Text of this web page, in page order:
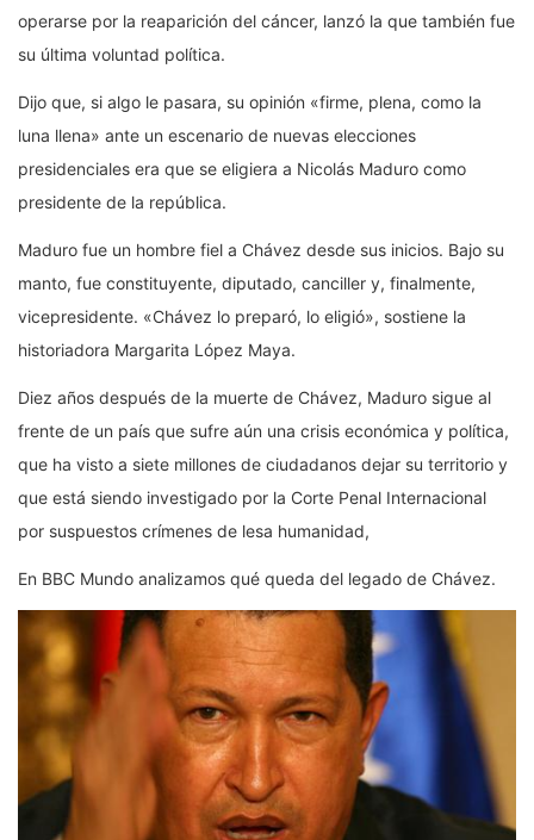
operarse por la reaparición del cáncer, lanzó la que también fue
su última voluntad política.
Dijo que, si algo le pasara, su opinión «firme, plena, como la
luna llena» ante un escenario de nuevas elecciones
presidenciales era que se eligiera a Nicolás Maduro como
presidente de la república.
Maduro fue un hombre fiel a Chávez desde sus inicios. Bajo su
manto, fue constituyente, diputado, canciller y, finalmente,
vicepresidente. «Chávez lo preparó, lo eligió», sostiene la
historiadora Margarita López Maya.
Diez años después de la muerte de Chávez, Maduro sigue al
frente de un país que sufre aún una crisis económica y política,
que ha visto a siete millones de ciudadanos dejar su territorio y
que está siendo investigado por la Corte Penal Internacional
por suspuestos crímenes de lesa humanidad,
En BBC Mundo analizamos qué queda del legado de Chávez.